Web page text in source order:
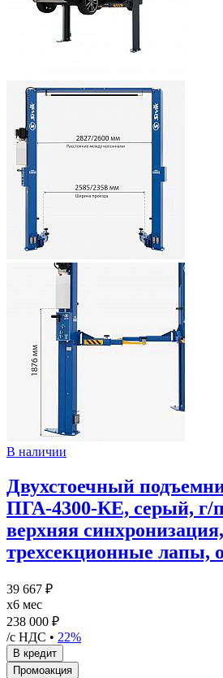
В наличии
Двухстоечный
ПГА-4300-КЕ, серый, г/п
верхняя синхронизация,
трехсекционные лапы,
39 667 ₽
x6 мес
238 000 ₽
/с НДС • 22%